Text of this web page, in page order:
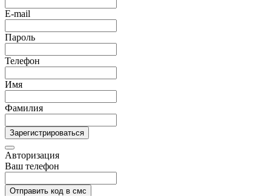
E-mail
Пароль
Телефон
Имя
Фамилия
Зарегистрироваться
Авторизация
Ваш телефон
Отправить код в смс